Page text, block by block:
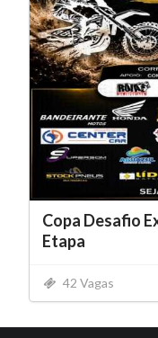
Copa Desafio
Etapa
42 Vagas